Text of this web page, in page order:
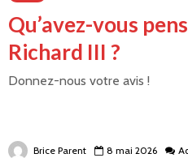
Qu’avez-vous
Richard III ?
Donnez-nous votre avis !
Brice Parent 8 mai 2026